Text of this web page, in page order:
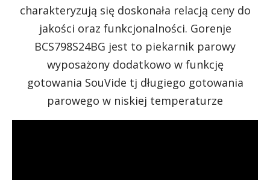
charakteryzują się doskonała relacją ceny do
jakości oraz funkcjonalności. Gorenje
BCS798S24BG jest to piekarnik parowy
wyposażony dodatkowo w funkcję
gotowania SouVide tj długiego gotowania
parowego w niskiej temperaturze